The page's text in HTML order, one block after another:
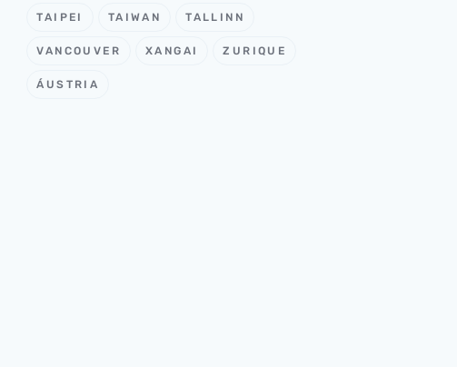
TAIPEI TAIWAN TALLINN
VANCOUVER XANGAI ZURIQUE
ÁUSTRIA